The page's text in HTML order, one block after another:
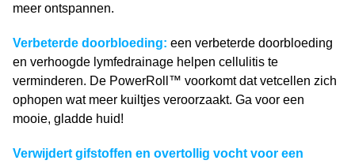
meer ontspannen.
Verbeterde doorbloeding: een verbeterde doorbloeding
en verhoogde lymfedrainage helpen cellulitis te
verminderen. De PowerRoll™ voorkomt dat vetcellen zich
ophopen wat meer kuiltjes veroorzaakt. Ga voor een
mooie, gladde huid!
Verwijdert gifstoffen en overtollig vocht voor een